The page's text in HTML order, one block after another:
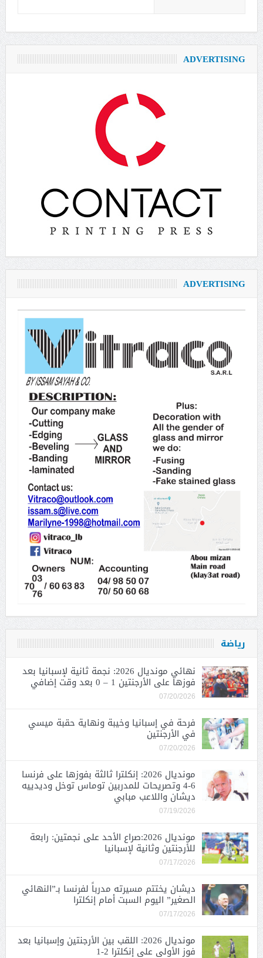
ADVERTISING
ADVERTISING
رياضة
نهائي مونديال 2026: نجمة ثانية لإسبانيا بعد
فوزها على الأرجنتين 1 – 0 بعد وقت إضافي
07/20/2026
فرحة في إسبانيا وخيبة ونهاية حقبة ميسي
في الأرجنتين
07/20/2026
مونديال 2026: إنكلترا ثالثة بفوزها على فرنسا
6-4 وتصريحات للمدربين توماس توخل وديدييه
ديشان واللاعب مبابي
07/19/2026
مونديال 2026:صراع الأحد على نجمتين: رابعة
للأرجنتين وثانية لإسبانيا
07/17/2026
ديشان يختتم مسيرته مدرباً لفرنسا بـ”النهائي
الصغير” اليوم السبت أمام إنكلترا
07/17/2026
مونديال 2026: اللقب بين الأرجنتين وإسبانيا بعد
فوز الأولى على إنكلترا 2-1